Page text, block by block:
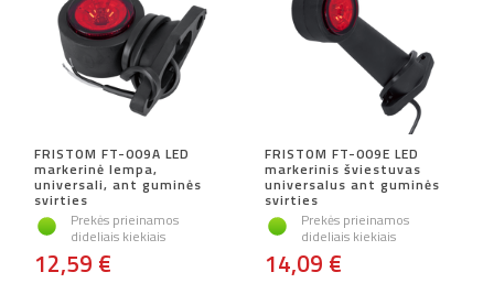
FRISTOM FT-009A LED
markerinė lempa,
universali, ant guminės
svirties
Prekės prieinamos
dideliais kiekiais
12,59 €
FRISTOM FT-009E LED
markerinis šviestuvas
universalus ant guminės
svirties
Prekės prieinamos
dideliais kiekiais
14,09 €